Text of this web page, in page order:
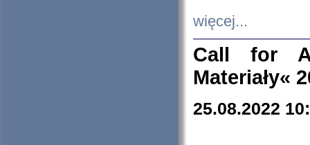
więcej...
Call for
Materiały«
25.08.2022